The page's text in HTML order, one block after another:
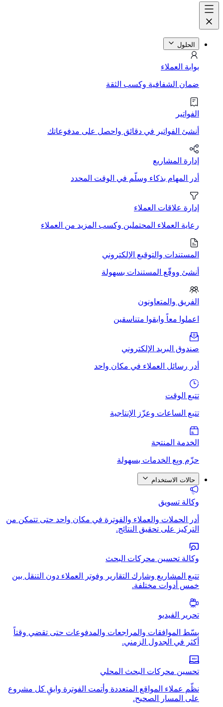
الحلول
بوابة العملاء
ضمان الشفافية وكسب الثقة
الفواتير
أنشئ الفواتير في دقائق واحصل على مدفوعاتك
إدارة المشاريع
أدر المهام بذكاء وسلّم في الوقت المحدد
إدارة علاقات العملاء
رعاية العملاء المحتملين وكسب المزيد من العملاء
المستندات والتوقيع الإلكتروني
أنشئ ووقّع المستندات بسهولة
الفريق والمتعاونون
اعملوا معاً وابقوا متناسقين
صندوق البريد الإلكتروني
أدر رسائل العملاء في مكان واحد
تتبع الوقت
تتبع الساعات وعزّز الإنتاجية
الخدمة المنتجة
حزّم وبِع الخدمات بسهولة
حالات الاستخدام
وكالة تسويق
أدر الحملات والعملاء والفوترة في مكان واحد حتى تتمكن من
التركيز على تحقيق النتائج.
وكالة تحسين محركات البحث
تتبع المشاريع وشارك التقارير وفوتر العملاء دون التنقل بين
خمس أدوات مختلفة.
تحرير الفيديو
بسّط الموافقات والمراجعات والمدفوعات حتى تقضي وقتاً
أكثر في الجدول الزمني.
تحسين محركات البحث المحلي
نظّم عملاء المواقع المتعددة وأتمت الفوترة وابقِ كل مشروع
على المسار الصحيح.